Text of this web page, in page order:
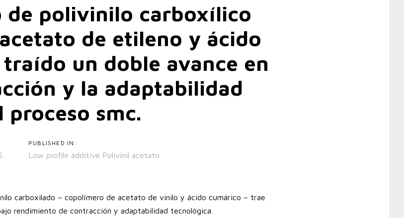
de polivinilo carboxílico
de etileno y ácido
un doble avance en
y la adaptabilidad
proceso smc.
PUBLISHED IN:
Low profile additive Polivinil acetato
carboxilado – copolímero de acetato de vinilo y ácido cumárico – trae
rendimiento de contracción y adaptabilidad tecnológica.